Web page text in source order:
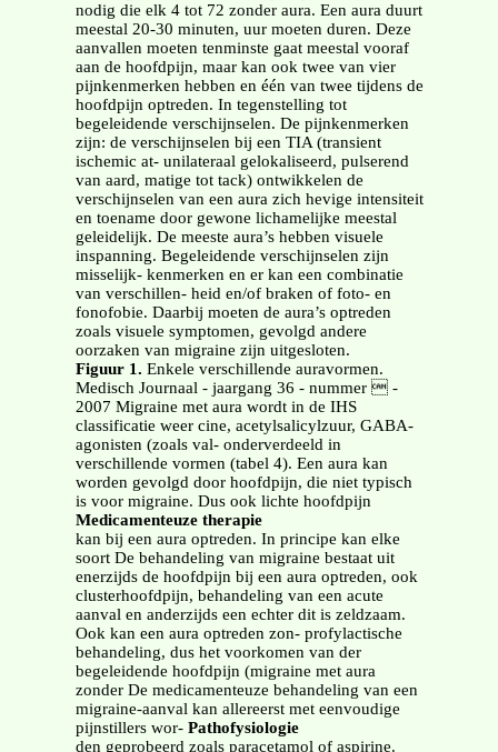
nodig die elk 4 tot 72 zonder aura. Een aura duurt
meestal 20-30 minuten, uur moeten duren. Deze
aanvallen moeten tenminste gaat meestal vooraf
aan de hoofdpijn, maar kan ook twee van vier
pijnkenmerken hebben en één van twee tijdens de
hoofdpijn optreden. In tegenstelling tot
begeleidende verschijnselen. De pijnkenmerken
zijn: de verschijnselen bij een TIA (transient
ischemic at- unilateraal gelokaliseerd, pulserend
van aard, matige tot tack) ontwikkelen de
verschijnselen van een aura zich hevige intensiteit
en toename door gewone lichamelijke meestal
geleidelijk. De meeste aura’s hebben visuele
inspanning. Begeleidende verschijnselen zijn
misselijk- kenmerken en er kan een combinatie
van verschillen- heid en/of braken of foto- en
fonofobie. Daarbij moeten de aura’s optreden
zoals visuele symptomen, gevolgd andere
oorzaken van migraine zijn uitgesloten.
Figuur 1. Enkele verschillende auravormen.
Medisch Journaal - jaargang 36 - nummer  -
2007 Migraine met aura wordt in de IHS
classificatie weer cine, acetylsalicylzuur, GABA-
agonisten (zoals val- onderverdeeld in
verschillende vormen (tabel 4). Een aura kan
worden gevolgd door hoofdpijn, die niet typisch
is voor migraine. Dus ook lichte hoofdpijn
Medicamenteuze therapie
kan bij een aura optreden. In principe kan elke
soort De behandeling van migraine bestaat uit
enerzijds de hoofdpijn bij een aura optreden, ook
clusterhoofdpijn, behandeling van een acute
aanval en anderzijds een echter dit is zeldzaam.
Ook kan een aura optreden zon- profylactische
behandeling, dus het voorkomen van der
begeleidende hoofdpijn (migraine met aura
zonder De medicamenteuze behandeling van een
migraine-aanval kan allereerst met eenvoudige
pijnstillers wor- Pathofysiologie
den geprobeerd zoals paracetamol of aspirine.